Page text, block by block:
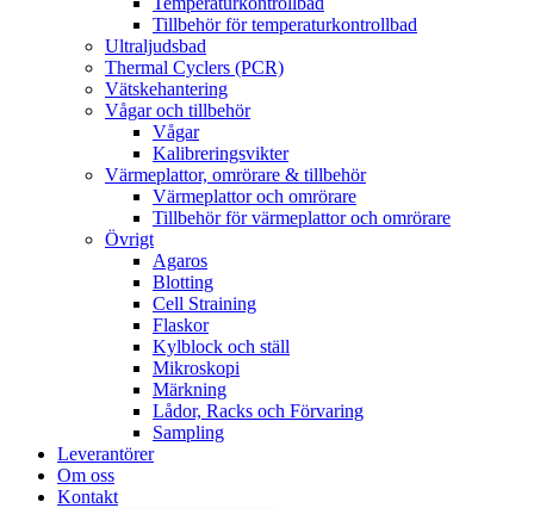
Tillbehör för temperaturkontrollbad
Ultraljudsbad
Thermal Cyclers (PCR)
Vätskehantering
Vågar och tillbehör
Vågar
Kalibreringsvikter
Värmeplattor, omrörare & tillbehör
Värmeplattor och omrörare
Tillbehör för värmeplattor och omrörare
Övrigt
Agaros
Blotting
Cell Straining
Flaskor
Kylblock och ställ
Mikroskopi
Märkning
Lådor, Racks och Förvaring
Sampling
Leverantörer
Om oss
Kontakt